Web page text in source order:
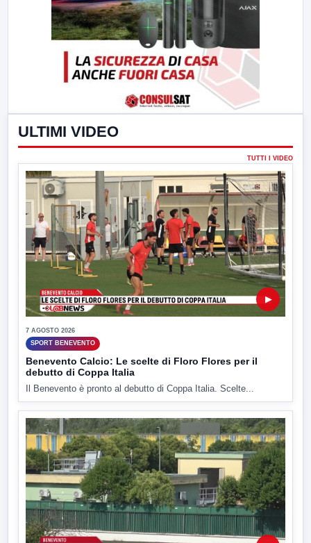
ULTIMI VIDEO
TUTTI I VIDEO
▶
7 AGOSTO 2026
SPORT BENEVENTO
Benevento Calcio: Le scelte di Floro Flores per il
debutto di Coppa Italia
Il Benevento è pronto al debutto di Coppa Italia. Scelte...